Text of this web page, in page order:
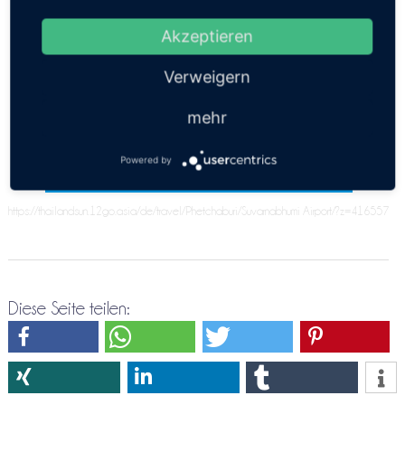
Zwischenstop angeben. Bitte versuche es doch
nochmals über die
Direktreservierung Phetchaburi ⇒ Suvarnabhumi Airport
https://thailandsun.12go.asia/de/travel/Phetchaburi/Suvarnabhumi Airport/?z=416557
Diese Seite teilen:
Akzeptieren
Verweigern
mehr
Powered by